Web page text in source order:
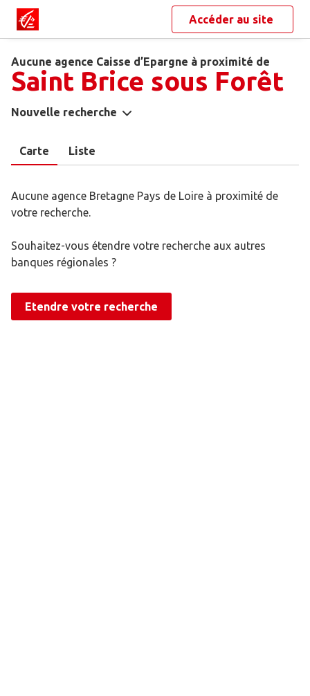
Accéder au site
Aucune agence Caisse d’Epargne à proximité de
Saint Brice sous Forêt
Nouvelle recherche
Carte Liste
Aucune agence Bretagne Pays de Loire à proximité de
votre recherche.
Souhaitez-vous étendre votre recherche aux autres
banques régionales ?
Etendre votre recherche